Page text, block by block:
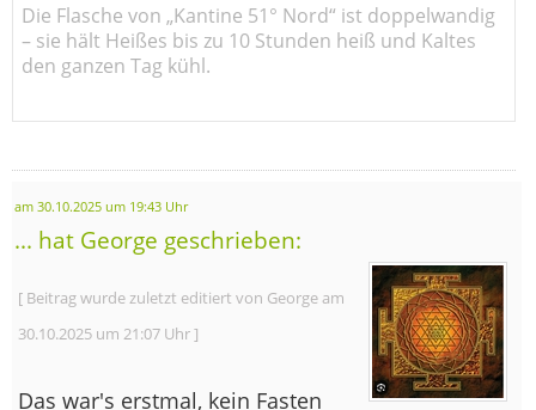
Die Flasche von „Kantine 51° Nord“ ist doppelwandig
– sie hält Heißes bis zu 10 Stunden heiß und Kaltes
den ganzen Tag kühl.
am 30.10.2025 um 19:43 Uhr
... hat George geschrieben:
[ Beitrag wurde zuletzt editiert von George am
30.10.2025 um 21:07 Uhr ]
Das war's erstmal, kein Fasten